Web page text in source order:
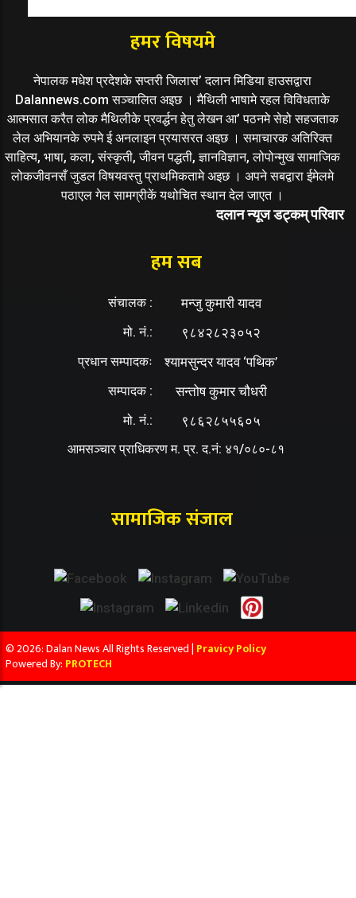
हमर विषयमे
नेपालक मधेश प्रदेशके सप्तरी जिलास’ दलान मिडिया हाउसद्वारा
Dalannews.com सञ्चालित अइछ । मैथिली भाषामे रहल विविधताके
आत्मसात करैत लोक मैथिलीके प्रवर्द्धन हेतु लेखन आ’ पठनमे सेहो सहजताक
लेल अभियानके रुपमे ई अनलाइन प्रयासरत अइछ । समाचारक अतिरिक्त
साहित्य, भाषा, कला, संस्कृती, जीवन पद्धती, ज्ञानविज्ञान, लोपोन्मुख सामाजिक
लोकजीवनसँ जुडल विषयवस्तु प्राथमिकतामे अइछ । अपने सबद्वारा ईमेलमे
पठाएल गेल सामग्रीकें यथोचित स्थान देल जाएत ।
दलान न्यूज डट्कम् परिवार
हम सब
संचालक : मन्जु कुमारी यादव
मो. नं.: ९८४२८२३०५२
प्रधान सम्पादकः श्यामसुन्दर यादव ‘पथिक’
सम्पादक : सन्तोष कुमार चौधरी
मो. नं.: ९८६२८५५६०५
आमसञ्चार प्राधिकरण म. प्र. द.नं: ४१/०८०-८१
सामाजिक संजाल
© 2026: Dalan News All Rights Reserved | Pravicy Policy
Powered By: PROTECH